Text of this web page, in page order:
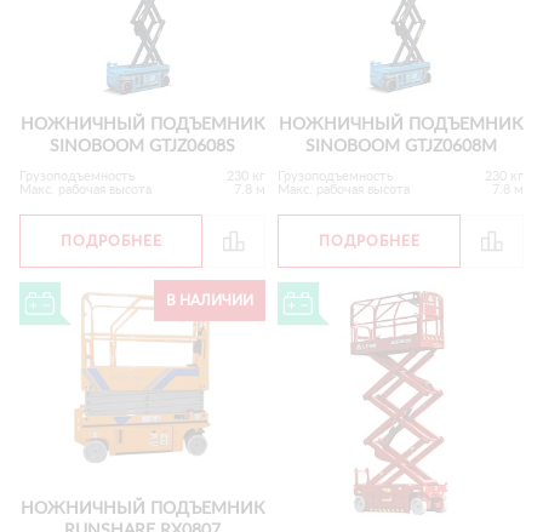
НОЖНИЧНЫЙ ПОДЪЕМНИК
SINOBOOM GTJZ0608S
Грузоподъемность
230 кг
Макс. рабочая высота
7.8 м
ПОДРОБНЕЕ
НОЖНИЧНЫЙ ПОДЪЕМНИК
SINOBOOM GTJZ0608M
Грузоподъемность
230 кг
Макс. рабочая высота
7.8 м
ПОДРОБНЕЕ
В НАЛИЧИИ
НОЖНИЧНЫЙ ПОДЪЕМНИК